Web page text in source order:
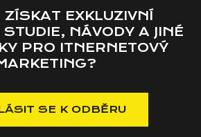
ZÍSKAT EXKLUZIVNÍ
NÁVODY A JINÉ
PRO ITNERNETOVÝ